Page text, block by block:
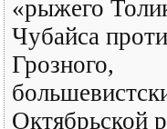
«рыжего
Чубайса
Грозного,
Октябрьской